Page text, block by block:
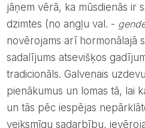
jāņem vērā, ka mūsdienās ir
dzimtes (no angļu val. -
novērojams arī hormonālajā
sadalījums atsevišķos
tradicionāls. Galvenais
pienākumus un lomas tā, lai
un tās pēc iespējas
veiksmīgu sadarbību,